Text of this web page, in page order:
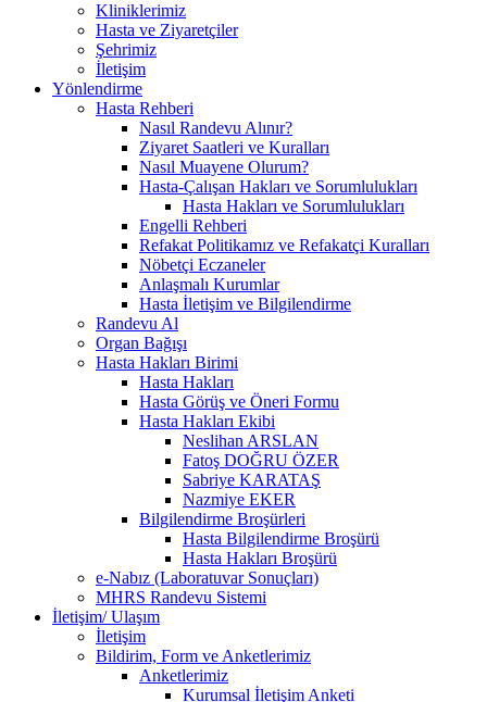
Kliniklerimiz
Hasta ve Ziyaretçiler
Şehrimiz
İletişim
Yönlendirme
Hasta Rehberi
Nasıl Randevu Alınır?
Ziyaret Saatleri ve Kuralları
Nasıl Muayene Olurum?
Hasta-Çalışan Hakları ve Sorumlulukları
Hasta Hakları ve Sorumlulukları
Engelli Rehberi
Refakat Politikamız ve Refakatçi Kuralları
Nöbetçi Eczaneler
Anlaşmalı Kurumlar
Hasta İletişim ve Bilgilendirme
Randevu Al
Organ Bağışı
Hasta Hakları Birimi
Hasta Hakları
Hasta Görüş ve Öneri Formu
Hasta Hakları Ekibi
Neslihan ARSLAN
Fatoş DOĞRU ÖZER
Sabriye KARATAŞ
Nazmiye EKER
Bilgilendirme Broşürleri
Hasta Bilgilendirme Broşürü
Hasta Hakları Broşürü
e-Nabız (Laboratuvar Sonuçları)
MHRS Randevu Sistemi
İletişim/ Ulaşım
İletişim
Bildirim, Form ve Anketlerimiz
Anketlerimiz
Kurumsal İletişim Anketi